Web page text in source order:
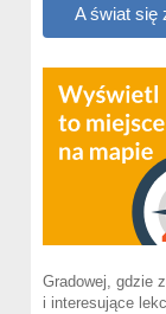
A świat się
Gradowej, gdzie
i interesujące